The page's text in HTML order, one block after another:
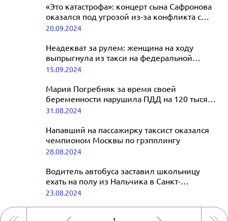
«Это катастрофа»: концерт сына Сафронова
оказался под угрозой из-за конфликта с
водителем
20.09.2024
Неадекват за рулем: женщина на ходу
выпрыгнула из такси на федеральной
трассе
15.09.2024
Мария Погребняк за время своей
беременности нарушила ПДД на 120 тысяч
рублей
31.08.2024
Напавший на пассажирку таксист оказался
чемпионом Москвы по грэпплингу
28.08.2024
Водитель автобуса заставил школьницу
ехать на полу из Нальчика в Санкт-
Петербург
23.08.2024